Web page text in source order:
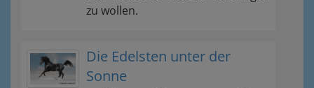
zu wollen.
Die Edelsten unter der
Sonne